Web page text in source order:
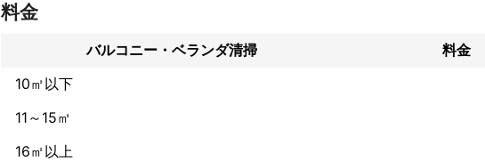
我々は生活の中でのお困り事を幅広く解決しております。
・せっかく依頼するのならば、信頼できる業者にお願いしたい
・ベランダ、バルコニーを清掃したいけどどこにお願いすれば良いかわからない
以上のような場合には、ぜひお任せください！
豊富なノウハウ・知見を持ったスタッフが、最適な作業を提供します。
料金
バルコニー・ベランダ清掃
料金
10㎡以下
11～15㎡
16㎡以上